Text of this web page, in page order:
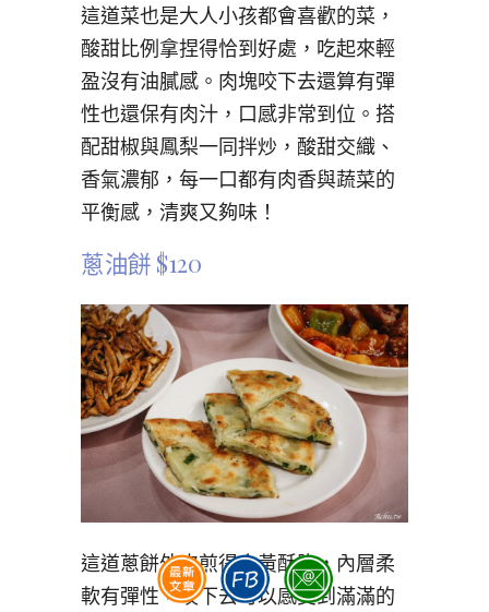
這道菜也是大人小孩都會喜歡的菜，
酸甜比例拿捏得恰到好處，吃起來輕
盈沒有油膩感。肉塊咬下去還算有彈
性也還保有肉汁，口感非常到位。搭
配甜椒與鳳梨一同拌炒，酸甜交織、
香氣濃郁，每一口都有肉香與蔬菜的
平衡感，清爽又夠味！
蔥油餅 $120
這道蔥餅外皮煎得金黃酥脆，內層柔
軟有彈性，咬下去可以感受到滿滿的